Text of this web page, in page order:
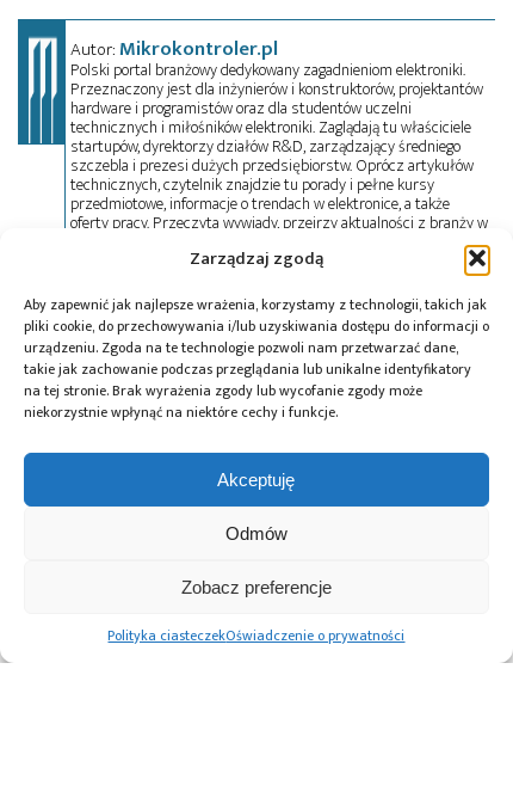
Zarządzaj zgodą
Aby zapewnić jak najlepsze wrażenia, korzystamy z technologii, takich jak
pliki cookie, do przechowywania i/lub uzyskiwania dostępu do informacji o
urządzeniu. Zgoda na te technologie pozwoli nam przetwarzać dane,
takie jak zachowanie podczas przeglądania lub unikalne identyfikatory
na tej stronie. Brak wyrażenia zgody lub wycofanie zgody może
niekorzystnie wpłynąć na niektóre cechy i funkcje.
Akceptuję
Odmów
Zobacz preferencje
Polityka ciasteczekOświadczenie o prywatności
Autor:Mikrokontroler.pl
Polski portal branżowy dedykowany zagadnieniom elektroniki.
Przeznaczony jest dla inżynierów i konstruktorów, projektantów
hardware i programistów oraz dla studentów uczelni
technicznych i miłośników elektroniki. Zaglądają tu właściciele
startupów, dyrektorzy działów R&D, zarządzający średniego
szczebla i prezesi dużych przedsiębiorstw. Oprócz artykułów
technicznych, czytelnik znajdzie tu porady i pełne kursy
przedmiotowe, informacje o trendach w elektronice, a także
oferty pracy. Przeczyta wywiady, przejrzy aktualności z branży w
kraju i na świecie oraz zadeklaruje swój udział w wydarzeniach,
szkoleniach i konferencjach. Mikrokontroler.pl pełni również rolę
patrona medialnego imprez targowych, konkursów, hackathonów
i seminariów. Zapraszamy do współpracy!
Tagi:agenci AI,AI,Arnaud Hubaux,ASML,chipy,
fotolitografia,fotolitografia EUV,infrastruktura
inżynieria mikroprocesory Mistral AI
maszynowe